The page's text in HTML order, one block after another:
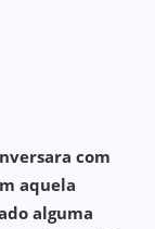
com
aquela
alguma